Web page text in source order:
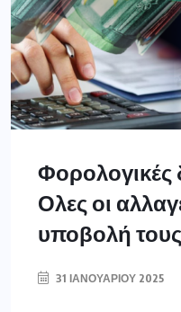
Φορολογικές
Ολες οι
υποβολή τους
31 ΙΑΝΟΥΑΡΊΟΥ 2025